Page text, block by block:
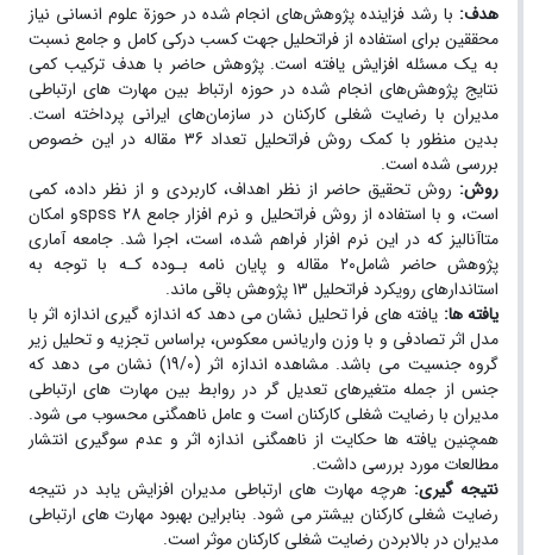
هدف: با رﺷﺪ ﻓﺰاﯾﻨﺪه ﭘﮋوﻫﺶﻫﺎی اﻧﺠﺎم ﺷﺪه در ﺣﻮزة ﻋﻠﻮم اﻧﺴﺎﻧﯽ ﻧﯿﺎز
محققین برای استفاده از فراتحلیل جهت کسب درکی کامل و جامع نسبت
به یک مسئله افزایش یافته است. ﭘﮋوﻫﺶ ﺣﺎﺿﺮ ﺑﺎ ﻫﺪف ﺗﺮﮐﯿﺐ ﮐﻤﯽ
ﻧﺘﺎﯾﺞ ﭘﮋوﻫﺶﻫﺎی اﻧﺠﺎم ﺷﺪه در ﺣﻮزه ارﺗﺒﺎط بین مهارت های ارتباطی
مدیران با رﺿﺎﯾﺖ ﺷﻐﻠﯽ کارکنان در ﺳﺎزﻣﺎنﻫﺎی اﯾﺮاﻧﯽ ﭘﺮداﺧﺘﻪ اﺳﺖ.
ﺑﺪﯾﻦ ﻣﻨﻈﻮر ﺑﺎ ﮐﻤﮏ روش ﻓﺮاﺗﺤﻠﯿﻞ ﺗﻌﺪاد 36 ﻣﻘﺎﻟﻪ در اﯾﻦ ﺧﺼﻮص
ﺑﺮرﺳﯽ ﺷﺪه اﺳﺖ.
روش: روش تحقیق حاضر از نظر اهداف، کاربردی و از نظر داده، کمی
است، و با استفاده از روش فراتحلیل و نرم افزار جامعspss 28و امکان
متاآنالیز که در این نرم افزار فراهم شده، است، اجرا شد. جامعه آماری
پژوهش حاضر شامل20 مقاله و پایان نامه بـوده کـه با توجه به
استاندارهای رویکرد فراتحلیل 13 پژوهش باقی ماند
.
یافته ها: یافته های فرا تحلیل نشان می دهد که اندازه گیری اندازه اثر با
مدل اثر تصادفی و با وزن واریانس معکوس، براساس تجزیه و تحلیل زیر
گروه جنسیت می باشد. مشاهده اندازه اثر (19/0) نشان می دهد که
جنس از جمله متغیرهای تعدیل گر در روابط بین مهارت های ارتباطی
مدیران با رضایت شغلی کارکنان است و عامل ناهمگنی محسوب می شود.
همچنین یافته ها حکایت از ناهمگنی اندازه اثر و عدم سوگیری انتشار
مطالعات مورد بررسی داشت.
نتیجه گیری: هرچه مهارت های ارتباطی مدیران افزایش یابد در نتیجه
رضایت شغلی کارکنان بیشتر می شود. بنابراین بهبود مهارت های ارتباطی
مدیران در بالابردن رضایت شغلی کارکنان موثر است.